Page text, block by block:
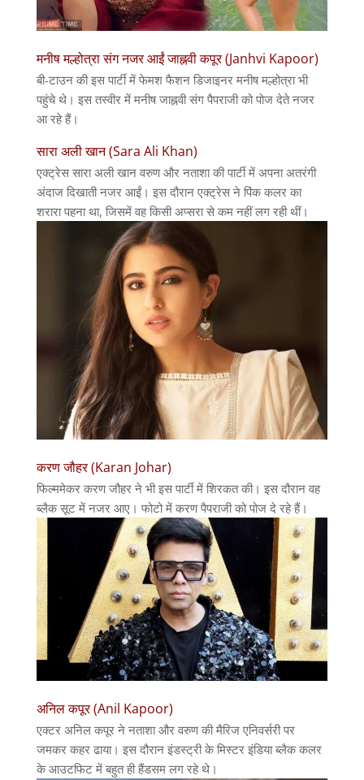
मनीष मल्होत्रा संग नजर आईं जाह्नवी कपूर (Janhvi Kapoor)
बी-टाउन की इस पार्टी में फेमश फैशन डिजाइनर मनीष मल्होत्रा भी
पहुंचे थे। इस तस्वीर में मनीष जाह्नवी संग पैपराजी को पोज देते नजर
आ रहे हैं।
सारा अली खान (Sara Ali Khan)
एक्ट्रेस सारा अली खान वरुण और नताशा की पार्टी में अपना अतरंगी
अंदाज दिखाती नजर आईं। इस दौरान एक्ट्रेस ने पिंक कलर का
शरारा पहना था, जिसमें वह किसी अप्सरा से कम नहीं लग रही थीं।
करण जौहर (Karan Johar)
फिल्ममेकर करण जौहर ने भी इस पार्टी में शिरकत की। इस दौरान वह
ब्लैक सूट में नजर आए। फोटो में करण पैपराजी को पोज दे रहे हैं।
अनिल कपूर (Anil Kapoor)
एक्टर अनिल कपूर ने नताशा और वरुण की मैरिज एनिवर्सरी पर
जमकर कहर ढाया। इस दौरान इंडस्ट्री के मिस्टर इंडिया ब्लैक कलर
के आउटफिट में बहुत ही हैंडसम लग रहे थे।